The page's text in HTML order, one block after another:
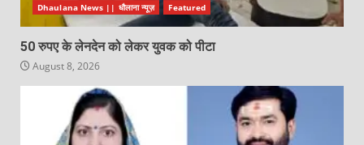
Dhaulana News || धौलाना न्यूज़ Featured
50 रुपए के लेनदेन को लेकर युवक को पीटा
August 8, 2026